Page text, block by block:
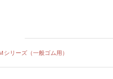
シリーズ（一般ゴム用）